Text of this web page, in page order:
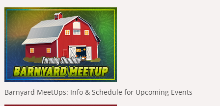
Barnyard MeetUps: Info & Schedule for Upcoming Events